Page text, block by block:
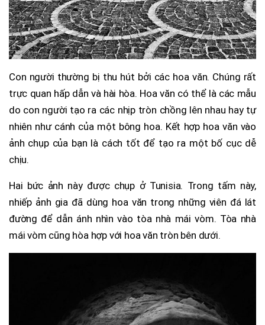
Con người thường bị thu hút bởi các hoa văn. Chúng rất
trực quan hấp dẫn và hài hòa. Hoa văn có thể là các mẫu
do con người tạo ra các nhịp tròn chồng lên nhau hay tự
nhiên như cánh của một bông hoa. Kết hợp hoa văn vào
ảnh chụp của bạn là cách tốt để tạo ra một bố cục dễ
chịu.
Hai bức ảnh này được chụp ở Tunisia. Trong tấm này,
nhiếp ảnh gia đã dùng hoa văn trong những viên đá lát
đường để dẫn ánh nhìn vào tòa nhà mái vòm. Tòa nhà
mái vòm cũng hòa hợp với hoa văn tròn bên dưới.